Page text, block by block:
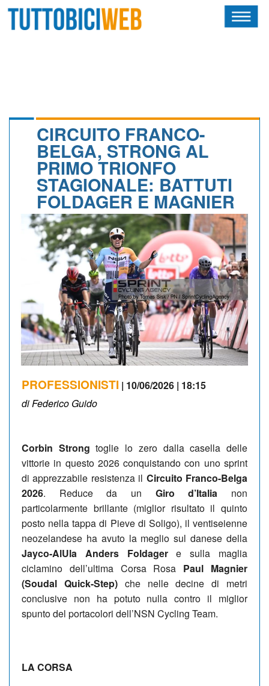
CALENDARIO
ALBI D'ORO
NEWSLETTER
CIRCUITO FRANCO-
BELGA, STRONG AL
PRIMO TRIONFO
STAGIONALE: BATTUTI
FOLDAGER E MAGNIER
PROFESSIONISTI | 10/06/2026 | 18:15
di Federico Guido
Corbin Strong toglie lo zero dalla casella delle
vittorie in questo 2026 conquistando con uno sprint
di apprezzabile resistenza il Circuito Franco-Belga
2026. Reduce da un Giro d’Italia non
particolarmente brillante (miglior risultato il quinto
posto nella tappa di Pieve di Soligo), il ventiseienne
neozelandese ha avuto la meglio sul danese della
Jayco-AlUla Anders Foldagere sulla maglia
ciclamino dell’ultima Corsa Rosa Paul Magnier
(Soudal Quick-Step)che nelle decine di metri
conclusive non ha potuto nulla contro il miglior
spunto del portacolori dell’NSN Cycling Team.
LA CORSA